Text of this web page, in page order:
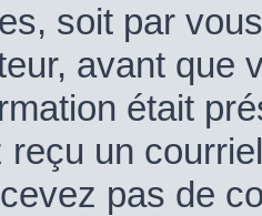
soit par
avant que
était
reçu un
pas de